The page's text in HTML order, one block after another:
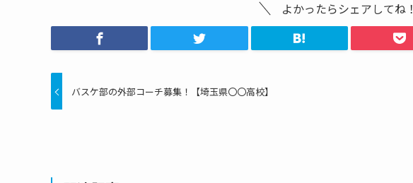
よかったらシェアしてね！
バスケ部の外部コーチ募集！【埼玉県〇〇高校】